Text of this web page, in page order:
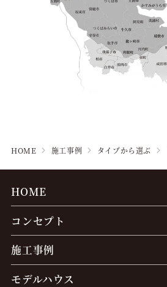
HOME 施工事例 タイプから選ぶ
HOME
コンセプト
施工事例
モデルハウス